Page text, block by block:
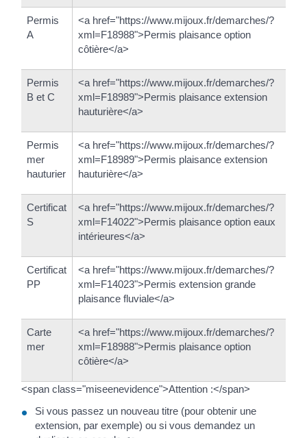
Permis
A
<a href="https://www.mijoux.fr/demarches/?
xml=F18988">Permis plaisance option
côtière</a>
Permis
B et C
<a href="https://www.mijoux.fr/demarches/?
xml=F18989">Permis plaisance extension
hauturière</a>
Permis
mer
hauturier
<a href="https://www.mijoux.fr/demarches/?
xml=F18989">Permis plaisance extension
hauturière</a>
Certificat
S
<a href="https://www.mijoux.fr/demarches/?
xml=F14022">Permis plaisance option eaux
intérieures</a>
Certificat
PP
<a href="https://www.mijoux.fr/demarches/?
xml=F14023">Permis extension grande
plaisance fluviale</a>
Carte
mer
<a href="https://www.mijoux.fr/demarches/?
xml=F18988">Permis plaisance option
côtière</a>
<span class="miseenevidence">Attention :</span>
Si vous passez un nouveau titre (pour obtenir une
extension, par exemple) ou si vous demandez un